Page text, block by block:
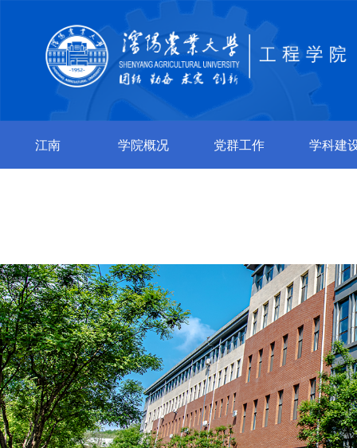
江南 学院概况 党群工作 学科建